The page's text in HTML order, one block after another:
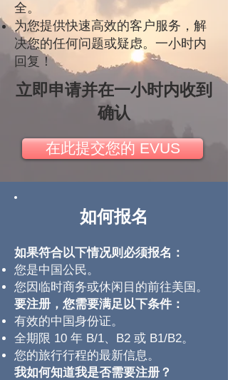
全。
为您提供快速高效的客户服务，解
决您的任何问题或疑虑。一小时内
回复！
立即申请并在一小时内收到
确认
在此提交您的 EVUS
如何报名
如果符合以下情况则必须报名：
您是中国公民。
您因临时商务或休闲目的前往美国。
要注册，您需要满足以下条件：
有效的中国身份证。
全期限 10 年 B/1、B2 或 B1/B2。
您的旅行行程的最新信息。
我如何知道我是否需要注册？